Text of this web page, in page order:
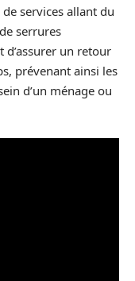
services allant du
serrures
un retour
prévenant ainsi les
d’un ménage ou